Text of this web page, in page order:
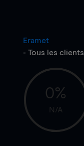
Eramet
- Tous les clients
0%
N/A